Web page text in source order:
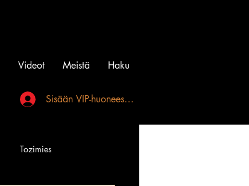
Videot Meistä Haku
Sisään VIP-huoneeseen
Tozimies